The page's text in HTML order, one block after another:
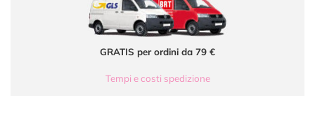
GRATIS per ordini da 79 €
Tempi e costi spedizione